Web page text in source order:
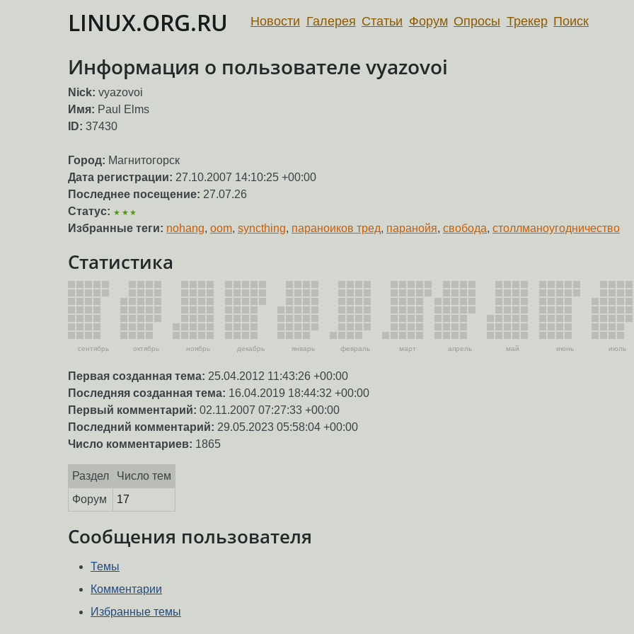
LINUX.ORG.RU Новости Галерея Статьи Форум Опросы Трекер Поиск
Информация о пользователе vyazovoi
Nick: vyazovoi
Имя: Paul Elms
ID: 37430
Город: Магнитогорск
Дата регистрации: 27.10.2007 14:10:25 +00:00
Последнее посещение: 27.07.26
Статус: ★★★
Избранные теги: nohang, oom, syncthing, параноиков тред, паранойя, свобода, столлманоугодничество
Статистика
сентябрь октябрь ноябрь декабрь январь февраль март апрель май июнь июль
Первая созданная тема: 25.04.2012 11:43:26 +00:00
Последняя созданная тема: 16.04.2019 18:44:32 +00:00
Первый комментарий: 02.11.2007 07:27:33 +00:00
Последний комментарий: 29.05.2023 05:58:04 +00:00
Число комментариев: 1865
Раздел
Число тем
Форум
17
Сообщения пользователя
Темы
Комментарии
Избранные темы